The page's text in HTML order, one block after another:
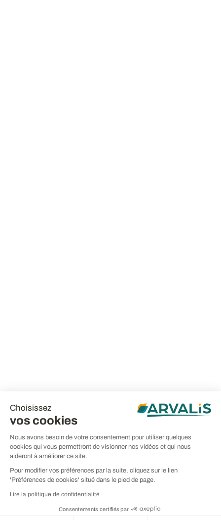
Choisissez
vos cookies
Nous avons besoin de votre consentement pour utiliser quelques
cookies qui vous permettront de visionner nos vidéos et qui nous
aideront à améliorer ce site.
Pour modifier vos préférences par la suite, cliquez sur le lien
'Préférences de cookies' situé dans le pied de page.
Lire la politique de confidentialité
Consentements certifiés par